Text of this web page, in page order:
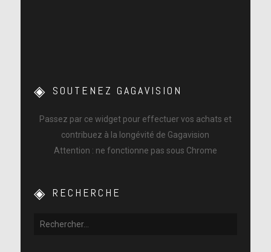
SOUTENEZ GAGAVISION
Passez par ce widget pour effectuer vos achats et
contribuez à la longévité de Gagavision
Attention : ne fonctionne pas sous Chrome
RECHERCHE